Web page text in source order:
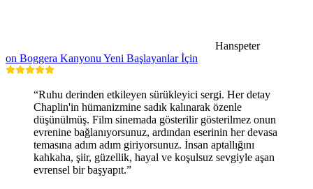
Hanspeter
on Boggera Kanyonu Yeni Başlayanlar İçin
“Ruhu derinden etkileyen sürükleyici sergi. Her detay
Chaplin'in hümanizmine sadık kalınarak özenle
düşünülmüş. Film sinemada gösterilir gösterilmez onun
evrenine bağlanıyorsunuz, ardından eserinin her devasa
temasına adım adım giriyorsunuz. İnsan aptallığını
kahkaha, şiir, güzellik, hayal ve koşulsuz sevgiyle aşan
evrensel bir başyapıt.”